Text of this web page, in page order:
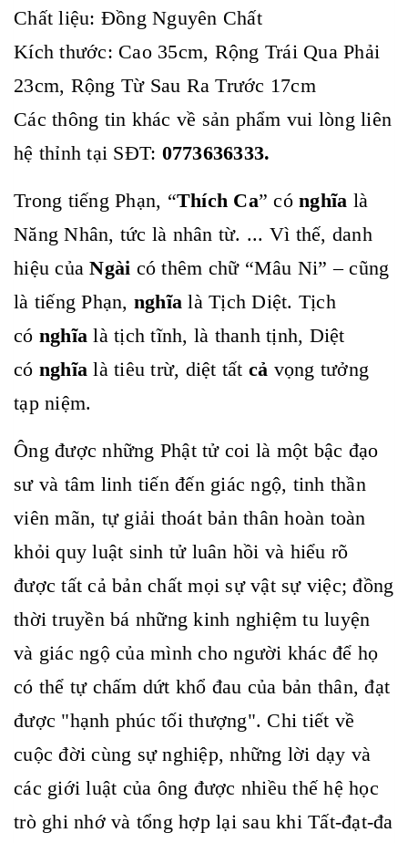
Chất liệu: Đồng Nguyên Chất
Kích thước: Cao 35cm, Rộng Trái Qua Phải
23cm, Rộng Từ Sau Ra Trước 17cm
Các thông tin khác về sản phẩm vui lòng liên
hệ thỉnh tại SĐT: 0773636333.
Trong tiếng Phạn, “Thích Ca” có nghĩa là
Năng Nhân, tức là nhân từ. ... Vì thế, danh
hiệu củaNgài có thêm chữ “Mâu Ni” – cũng
là tiếng Phạn, nghĩa là Tịch Diệt. Tịch
có nghĩa là tịch tĩnh, là thanh tịnh, Diệt
có nghĩa là tiêu trừ, diệt tất cả vọng tưởng
tạp niệm.
Ông được những Phật tử coi là một bậc đạo
sư và tâm linh tiến đến giác ngộ, tinh thần
viên mãn, tự giải thoát bản thân hoàn toàn
khỏi quy luật sinh tử luân hồi và hiểu rõ
được tất cả bản chất mọi sự vật sự việc; đồng
thời truyền bá những kinh nghiệm tu luyện
và giác ngộ của mình cho người khác để họ
có thể tự chấm dứt khổ đau của bản thân, đạt
được "hạnh phúc tối thượng". Chi tiết về
cuộc đời cùng sự nghiệp, những lời dạy và
các giới luật của ông được nhiều thế hệ học
trò ghi nhớ và tổng hợp lại sau khi Tất-đạt-đa